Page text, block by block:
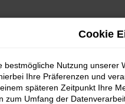
Cookie
bestmögliche Nutzung
Ihre Präferenzen und
späteren Zeitpunkt Ihre
zum Umfang der